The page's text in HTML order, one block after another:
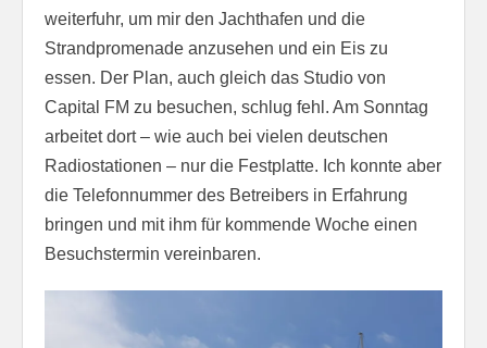
weiterfuhr, um mir den Jachthafen und die
Strandpromenade anzusehen und ein Eis zu
essen. Der Plan, auch gleich das Studio von
Capital FM zu besuchen, schlug fehl. Am Sonntag
arbeitet dort – wie auch bei vielen deutschen
Radiostationen – nur die Festplatte. Ich konnte aber
die Telefonnummer des Betreibers in Erfahrung
bringen und mit ihm für kommende Woche einen
Besuchstermin vereinbaren.